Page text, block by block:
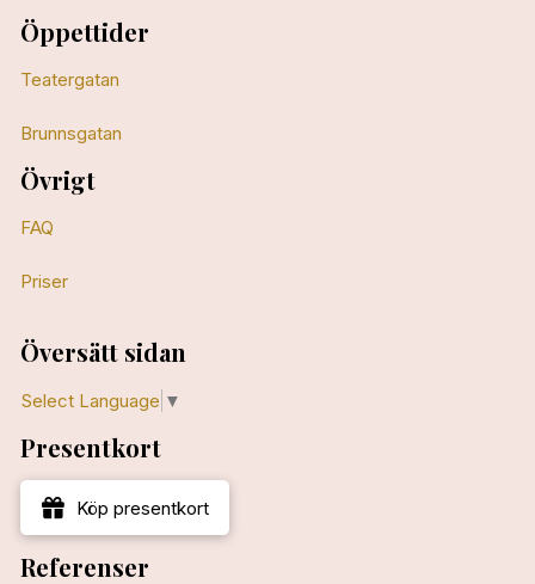
Öppettider
Teatergatan
Brunnsgatan
Övrigt
FAQ
Priser
Översätt sidan
Select Language ▼
Presentkort
Köp presentkort
Referenser